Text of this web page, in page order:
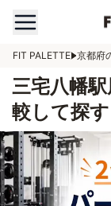
FIT PALETTE 京都府
三宅八幡
較して探す